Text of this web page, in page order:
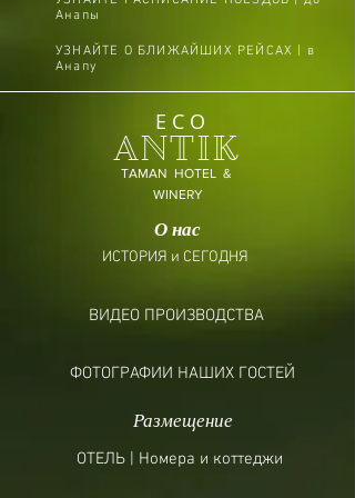
проводились в стали.
провело 7 месяцев на осадке.
отфильтровано и разлито по
бутылкам, где провело 6 месяцев.
Анапы
УЗНАЙТЕ О БЛИЖАЙШИХ РЕЙСАХ | в
Анапу
ECO
ANTIK
TAMAN HOTEL &
WINERY
О нас
ИСТОРИЯ и СЕГОДНЯ
ВИДЕО ПРОИЗВОДСТВА
ФОТОГРАФИИ НАШИХ ГОСТЕЙ
Размещение
ОТЕЛЬ | Номера и коттеджи